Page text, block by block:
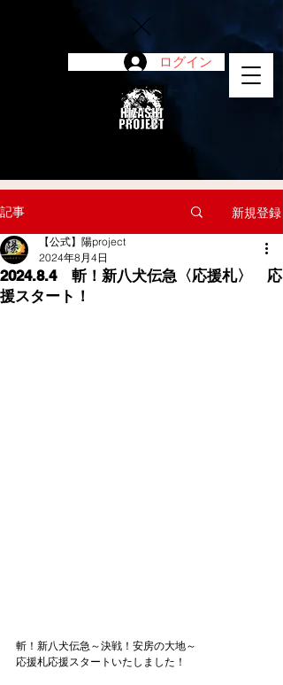
ログイン
陽project
記事 新規登録
2024.8.4 斬！新八犬伝急〈応援札〉 応
援スタート！
【公式】陽project
2024年8月4日
斬！新八犬伝急～決戦！安房の大地～
応援札応援スタートいたしました！